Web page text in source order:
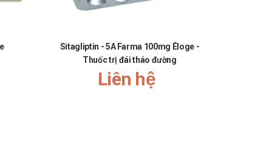
Sitagliptin - 5A Farma 100mg Éloge -
Thuốc trị đái tháo đường
Liên hệ